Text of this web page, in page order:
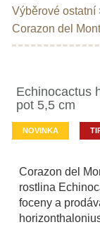
Výběrové ostatní
Corazon del
Echinocactus
pot 5,5 cm
NOVINKA
Corazon del
rostlina
foceny a